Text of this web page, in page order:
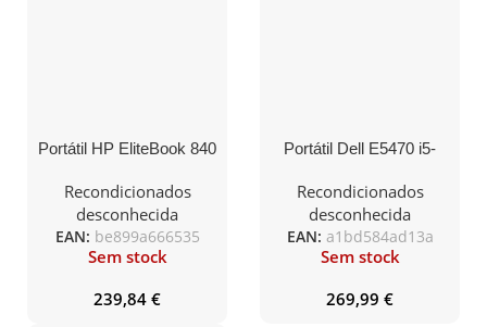
Portátil HP EliteBook 840
240Gb, 14″, W10 Pro
Recondicionados
desconhecida
EAN: be899a666535
Sem stock
239,84 €
Portátil Dell E5470 i5-
SSD, 14″, W10Pro box
Recondicionados
desconhecida
EAN: a1bd584ad13a
Sem stock
269,99 €